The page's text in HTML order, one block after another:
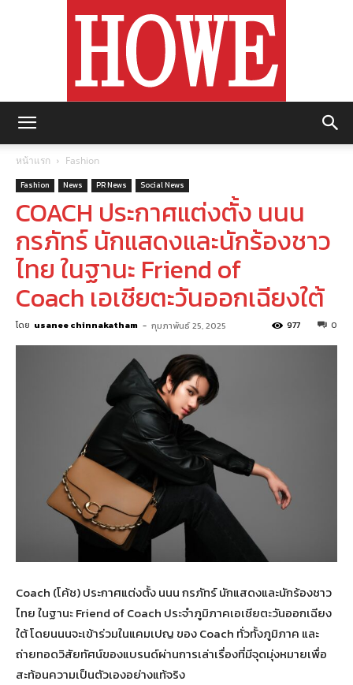
หน้าแรก Fashion
Fashion News PR News Social News
COACH ประกาศแต่งตั้ง นนน
กรภัทร์ นักแสดงและนักร้องชาว
ไทย ในฐานะ Friend of
Coach เอเชียตะวันออกเฉียงใต้
โดย usanee chinnakatham - กุมภาพันธ์ 25, 2025 0
977
Coach (โค้ช) ประกาศแต่งตั้ง นนน กรภัทร์ นักแสดงและนักร้องชาว
ไทย ในฐานะ Friend of Coach ประจำภูมิภาคเอเชียตะวันออกเฉียง
ใต้ โดยนนนจะเข้าร่วมในแคมเปญ ของ Coach ทั่วทั้งภูมิภาค และ
ถ่ายทอดวิสัยทัศน์ของแบรนด์ผ่านการเล่าเรื่องที่มีจุดมุ่งหมายเพื่อ
สะท้อนความเป็นตัวเองอย่างแท้จริง